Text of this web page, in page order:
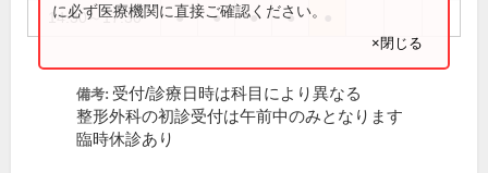
14:30～17:30 ● ● ● ●
に必ず医療機関に直接ご確認ください。
×閉じる
備考: 受付/診療日時は科目により異なる
整形外科の初診受付は午前中のみとなります
臨時休診あり